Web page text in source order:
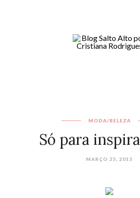
MODA/BELEZA
Só para
MARÇO 25, 2013